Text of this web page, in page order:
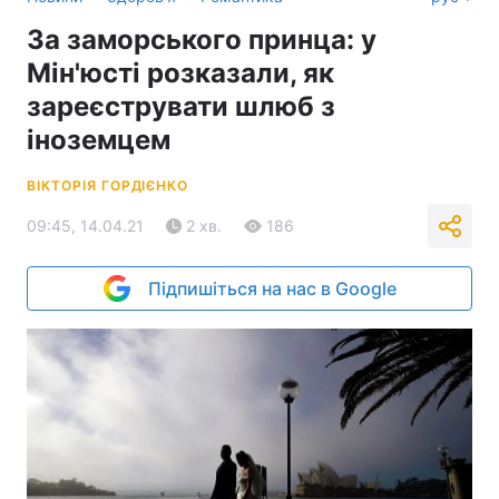
За заморського принца: у
Мін'юсті розказали, як
зареєструвати шлюб з
іноземцем
ВІКТОРІЯ ГОРДІЄНКО
09:45, 14.04.21 2 хв. 186
Підпишіться на нас в Google